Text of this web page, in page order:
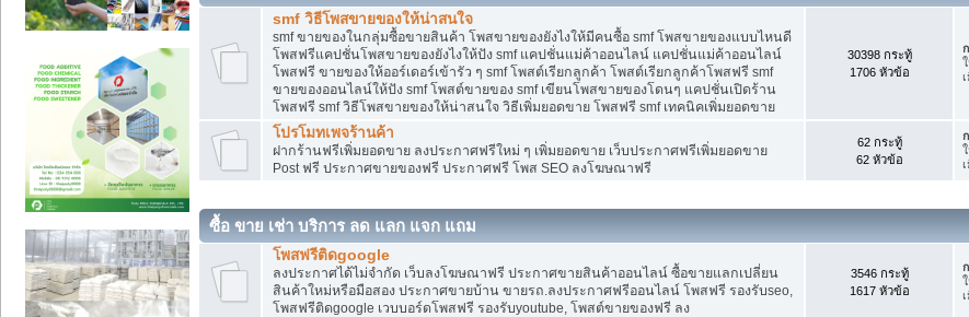
smf วิธีโพสขายของให้น่าสนใจ
smf ขายของในกลุ่มซื้อขายสินค้า โพสขายของยังไงให้มีคนซื้อ smf โพสขายของแบบไหนดี
โพสฟรีแคปชั่นโพสขายของยังไงให้ปัง smf แคปชั่นแม่ค้าออนไลน์ แคปชั่นแม่ค้าออนไลน์
โพสฟรี ขายของให้ออร์เดอร์เข้ารัว ๆ smf โพสต์เรียกลูกค้า โพสต์เรียกลูกค้าโพสฟรี smf
ขายของออนไลน์ให้ปัง smf โพสต์ขายของ smf เขียนโพสขายของโดนๆ แคปชั่นเปิดร้าน
โพสฟรี smf วิธีโพสขายของให้น่าสนใจ วิธีเพิ่มยอดขาย โพสฟรี smf เทคนิคเพิ่มยอดขาย
30398 กระทู้
1706 หัวข้อ
โปรโมทเพจร้านค้า
ฝากร้านฟรีเพิ่มยอดขาย ลงประกาศฟรีใหม่ ๆ เพิ่มยอดขาย เว็บประกาศฟรีเพิ่มยอดขาย
Post ฟรี ประกาศขายของฟรี ประกาศฟรี โพส SEO ลงโฆษณาฟรี
62 กระทู้
62 หัวข้อ
ซื้อ ขาย เช่า บริการ ลด แลก แจก แถม
โพสฟรีติดgoogle
ลงประกาศได้ไม่จำกัด เว็บลงโฆษณาฟรี ประกาศขายสินค้าออนไลน์ ซื้อขายแลกเปลี่ยน
สินค้าใหม่หรือมือสอง ประกาศขายบ้าน ขายรถ.ลงประกาศฟรีออนไลน์ โพสฟรี รองรับseo,
โพสฟรีติดgoogle เวบบอร์ดโพสฟรี รองรับyoutube, โพสต์ขายของฟรี ลง
3546 กระทู้
1617 หัวข้อ